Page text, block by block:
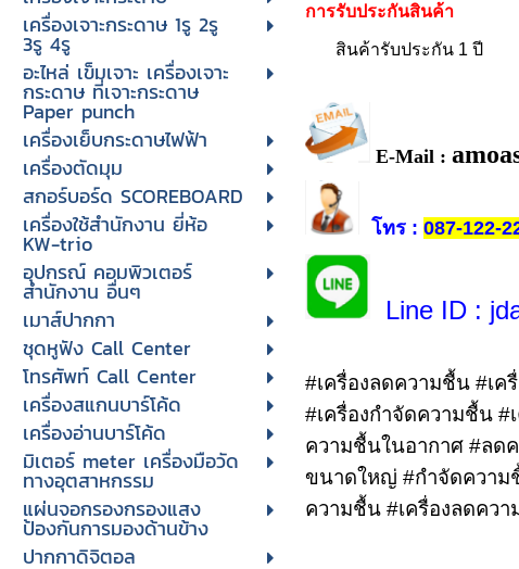
เครื่องเจาะกระดาษ 1รู 2รู
3รู 4รู
อะไหล่ เข็มเจาะ เครื่องเจาะ
กระดาษ ที่เจาะกระดาษ
Paper punch
เครื่องเย็บกระดาษไฟฟ้า
เครื่องตัดมุม
สกอร์บอร์ด SCOREBOARD
เครื่องใช้สำนักงาน ยี่ห้อ
KW-trio
อุปกรณ์ คอมพิวเตอร์
สำนักงาน อื่นๆ
เมาส์ปากกา
ชุดหูฟัง Call Center
โทรศัพท์ Call Center
เครื่องสแกนบาร์โค้ด
เครื่องอ่านบาร์โค้ด
มิเตอร์ meter เครื่องมือวัด
ทางอุตสาหกรรม
แผ่นจอกรองกรองแสง
ป้องกันการมองด้านข้าง
ปากกาดิจิตอล
การรับประกันสินค้า
สินค้ารับประกัน 1 ปี
E-Mail :
โทร: 087-122-
Line ID :
#เครื่องลดความชื้น #เ
#เครื่องกำจัดความชื้น
ความชื้นในอากาศ #ลด
ขนาดใหญ่ #กำจัดควา
ความชื้น #เครื่องลดคว